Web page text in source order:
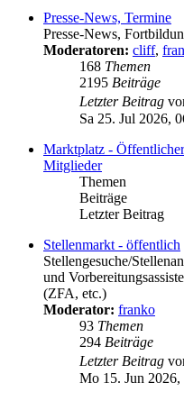
Presse-News, Termine
Presse-News,
Moderatoren: cliff,
168 Themen
2195 Beiträge
Letzter Beitrag
Sa 25. Jul 2026,
Marktplatz -
Mitglieder
Themen
Beiträge
Letzter Beitrag
Stellenmarkt - öffentlich
Stellengesuche/
und
(ZFA, etc.)
Moderator: franko
93 Themen
294 Beiträge
Letzter Beitrag
Mo 15. Jun 2026,